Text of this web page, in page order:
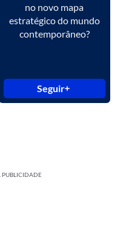
no novo mapa
estratégico do mundo
contemporâneo?
Seguir
PUBLICIDADE